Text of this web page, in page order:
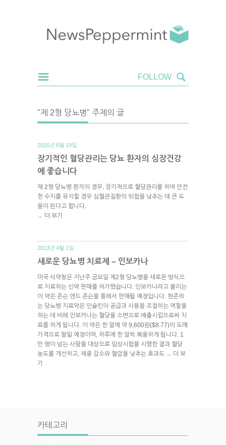
"제 2형 당뇨병" 주제의 글
2015년 6월 19일.
장기적인 혈당관리는 당뇨 환자의 심장건강
에 좋습니다
제 2형 당뇨병 환자의 경우, 장기적으로 혈당관리를 하여 안전
한 수치를 유지할 경우 심혈관질환의 위험을 낮추는 데 큰 도
움이 된다고 합니다.
→ 더 보기
2013년 4월 1일.
새로운 당뇨병 치료제 – 인보카나
미국 식약청은 지난주 금요일 제2형 당뇨병을 새로운 방식으
로 치료하는 신약 판매를 허가했습니다. 인보카나라고 불리는
이 약은 존슨 앤드 존슨을 통해서 판매될 예정입니다. 현존하
는 당뇨병 치료약은 인슐린의 공급과 사용을 조절하는 역할을
하는 데 비해 인보카나는 혈당을 소변으로 배출시킴으로써 치
료를 하게 됩니다. 이 약은 한 알에 약 9,600원($8.77)의 도매
가격으로 팔릴 예정이며, 하루에 한 알씩 복용하게 됩니다. 1
만 명이 넘는 사람을 대상으로 임상시험을 시행한 결과 혈당
농도를 개선하고, 체중 감소와 혈압을 낮추는 효과도 → 더 보
기
카테고리